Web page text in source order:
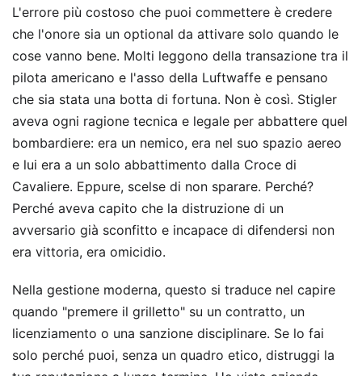
L'errore più costoso che puoi commettere è credere
che l'onore sia un optional da attivare solo quando le
cose vanno bene. Molti leggono della transazione tra il
pilota americano e l'asso della Luftwaffe e pensano
che sia stata una botta di fortuna. Non è così. Stigler
aveva ogni ragione tecnica e legale per abbattere quel
bombardiere: era un nemico, era nel suo spazio aereo
e lui era a un solo abbattimento dalla Croce di
Cavaliere. Eppure, scelse di non sparare. Perché?
Perché aveva capito che la distruzione di un
avversario già sconfitto e incapace di difendersi non
era vittoria, era omicidio.
Nella gestione moderna, questo si traduce nel capire
quando "premere il grilletto" su un contratto, un
licenziamento o una sanzione disciplinare. Se lo fai
solo perché puoi, senza un quadro etico, distruggi la